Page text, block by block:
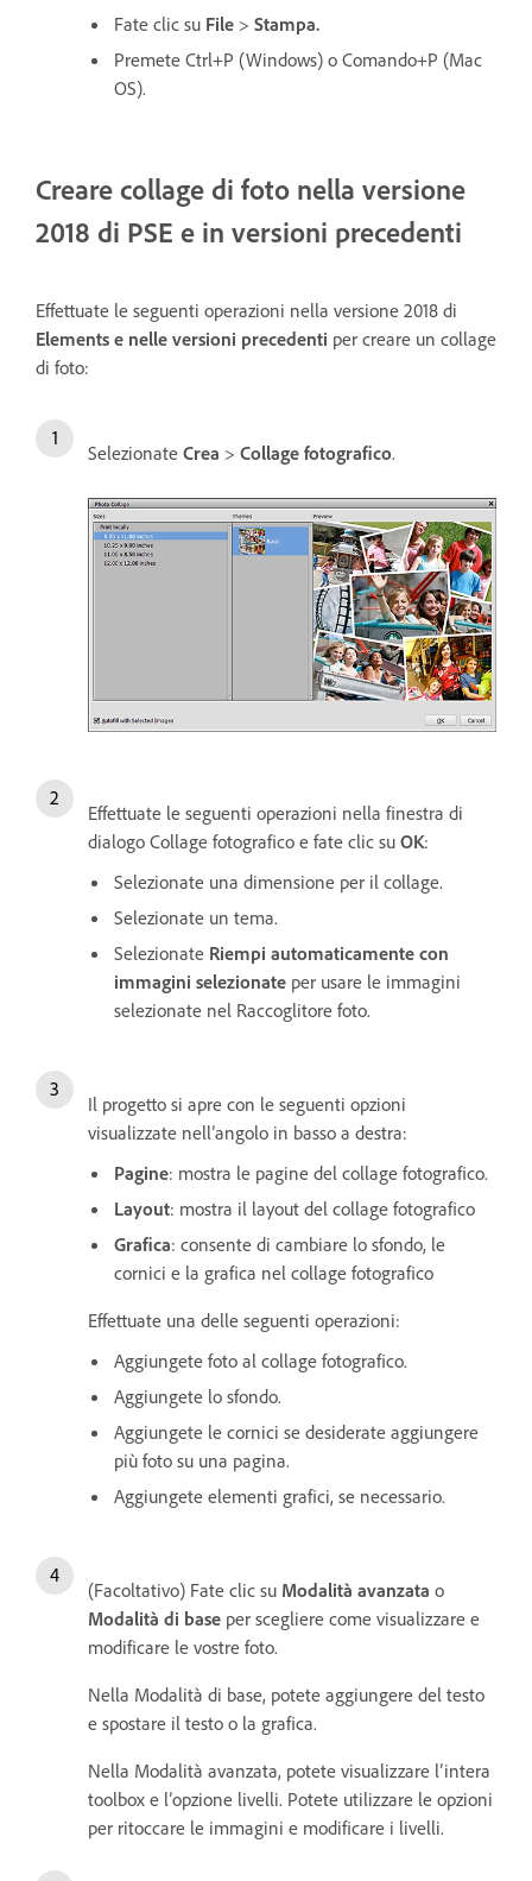
Fate clic su File > Stampa.
Premete Ctrl+P (Windows) o Comando+P (Mac
OS).
Creare collage di foto nella versione
2018 di PSE e in versioni precedenti
Effettuate le seguenti operazioni nella versione 2018 di
Elements e nelle versioni precedenti per creare un collage
di foto:
Selezionate Crea > Collage fotografico.
Effettuate le seguenti operazioni nella finestra di
dialogo Collage fotografico e fate clic su OK:
Selezionate una dimensione per il collage.
Selezionate un tema.
Selezionate Riempi automaticamente con
immagini selezionate per usare le immagini
selezionate nel Raccoglitore foto.
Il progetto si apre con le seguenti opzioni
visualizzate nell’angolo in basso a destra:
Pagine: mostra le pagine del collage fotografico.
Layout: mostra il layout del collage fotografico
Grafica: consente di cambiare lo sfondo, le
cornici e la grafica nel collage fotografico
Effettuate una delle seguenti operazioni:
Aggiungete foto al collage fotografico.
Aggiungete lo sfondo.
Aggiungete le cornici se desiderate aggiungere
più foto su una pagina.
Aggiungete elementi grafici, se necessario.
(Facoltativo) Fate clic su Modalità avanzata o
Modalità di base per scegliere come visualizzare e
modificare le vostre foto.
Nella Modalità di base, potete aggiungere del testo
e spostare il testo o la grafica.
Nella Modalità avanzata, potete visualizzare l’intera
toolbox e l’opzione livelli. Potete utilizzare le opzioni
per ritoccare le immagini e modificare i livelli.